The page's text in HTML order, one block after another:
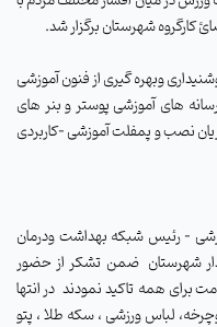
کارگروه شهرستان برگزار شد.
وبهره گیری از فنون آموزشی
های آموزشی پوستر و بنر های
نصب و پمفلت آموزشی –کاربردی
- رئیس شبکه بهداشت ودرمان
شهرستان ضمن تشکر از حضور
برای همه تاکید نمودند در انتها
لباس ورزشی ، سکه طلا ، پتو